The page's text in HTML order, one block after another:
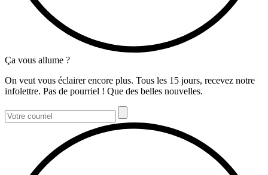
Ça vous allume ?
On veut vous éclairer encore plus. Tous les 15 jours, recevez notre
infolettre. Pas de pourriel ! Que des belles nouvelles.